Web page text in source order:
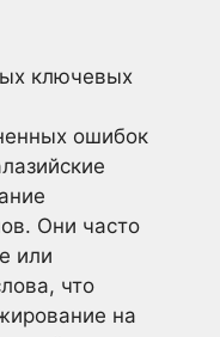
ключевых
ошибок
Они часто
или
что
на